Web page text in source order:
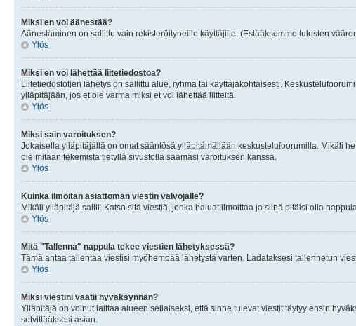
Miksi en voi äänestää?
Äänestäminen on sallittu vain rekisteröityneille käyttäjille. (Estääksemme tulosten
Ylös
Miksi en voi lähettää liitetiedostoa?
Liitetiedostotjen lähetys on sallittu alue, ryhmä tai käyttäjäkohtaisesti.
ylläpitäjään, jos et ole varma miksi et voi lähettää liitteitä.
Ylös
Miksi sain varoituksen?
Jokaisella ylläpitäjällä on omat sääntösä ylläpitämällään keskustelufoorumilla. Mikäli
ole mitään tekemistä tietyllä sivustolla saamasi varoituksen kanssa.
Ylös
Kuinka ilmoitan asiattoman viestin valvojalle?
Mikäli ylläpitäjä sallii. Katso sitä viestiä, jonka haluat ilmoittaa ja siinä pitäisi olla
Ylös
Mitä "Tallenna" nappula tekee viestien lähetyksessä?
Tämä antaa tallentaa viestisi myöhempää lähetystä varten. Ladataksesi tallennetun
Ylös
Miksi viestini vaatii hyväksynnän?
Ylläpitäjä on voinut laittaa alueen sellaiseksi, että sinne tulevat viestit täytyy ensin
selvittääksesi asian.